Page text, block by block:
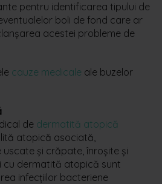
pentru identificarea tipului de
boli de fond care ar
acestei probleme de
cauze medicale ale buzelor
de dermatită atopică
atopică asociată,
și crăpate, înroșite și
cu dermatită atopică sunt
infecțiilor bacteriene